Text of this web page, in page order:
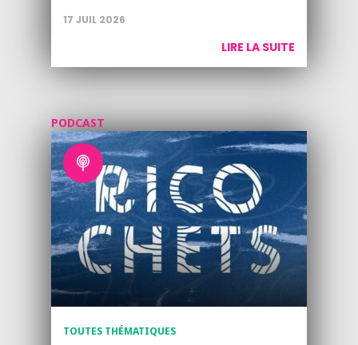
17 JUIL 2026
LIRE LA SUITE
PODCAST
TOUTES THÉMATIQUES